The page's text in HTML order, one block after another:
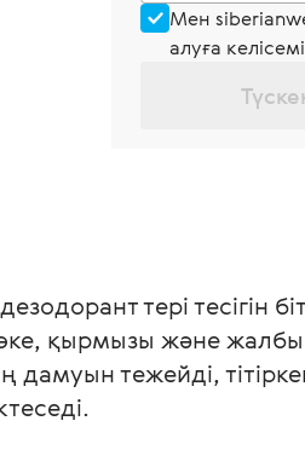
Мен
алуға
тері тесігін
қырмызы және
тежейді,